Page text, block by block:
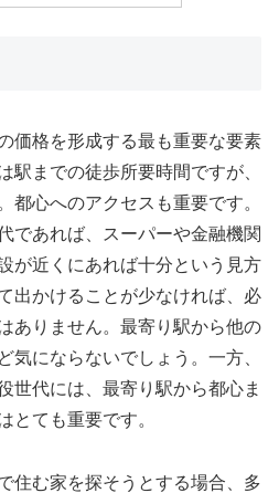
価格を形成する最も重要な要素
駅までの徒歩所要時間ですが、
都心へのアクセスも重要です。
であれば、スーパーや金融機関
が近くにあれば十分という見方
出かけることが少なければ、必
ありません。最寄り駅から他の
気にならないでしょう。一方、
世代には、最寄り駅から都心ま
とても重要です。
住む家を探そうとする場合、多